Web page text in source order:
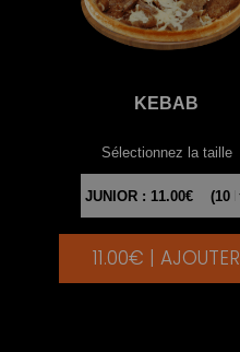
KEBAB
Sélectionnez la taille
|
11.00€ | AJOUTER